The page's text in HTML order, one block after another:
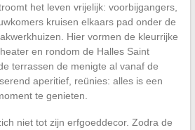
het leven vrijelijk: voorbijgangers,
kruisen elkaars pad onder de
Hier vormen de kleurrijke
en rondom de Halles Saint
terrassen de menigte al vanaf de
aperitief, reünies: alles is een
te genieten.
niet tot zijn erfgoeddecor. Zodra de